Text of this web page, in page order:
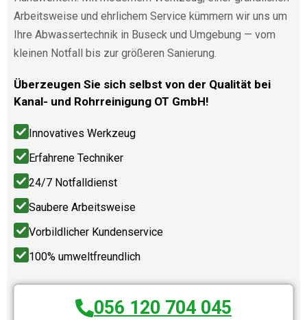
Arbeitsweise und ehrlichem Service kümmern wir uns um
Ihre Abwassertechnik in Buseck und Umgebung — vom
kleinen Notfall bis zur größeren Sanierung.
Überzeugen Sie sich selbst von der Qualität bei
Kanal- und Rohrreinigung OT GmbH!
Innovatives Werkzeug
Erfahrene Techniker
24/7 Notfalldienst
Saubere Arbeitsweise
Vorbildlicher Kundenservice
100% umweltfreundlich
056 120 704 045